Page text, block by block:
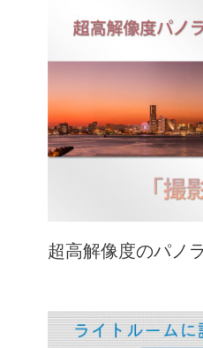
超高解像度のパノ